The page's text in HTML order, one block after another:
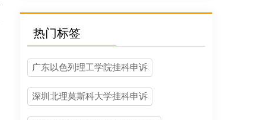
热门标签
广东以色列理工学院挂科申诉
深圳北理莫斯科大学挂科申诉